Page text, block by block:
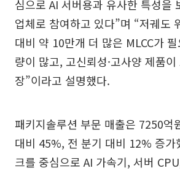
심으로 AI 서버용과 유사한 특성을
업체로 참여하고 있다”며 “저궤도
대비 약 10만개 더 많은 MLCC가
량이 많고, 고신뢰성·고사양 제품이
장”이라고 설명했다.
패키지솔루션 부문 매출은 7250억
대비 45%, 전 분기 대비 12% 증가
크를 중심으로 AI 가속기, 서버